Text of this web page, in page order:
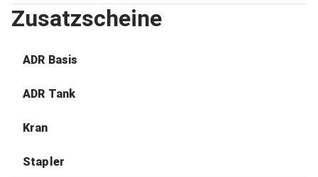
Zusatzscheine
ADR Basis
ADR Tank
Kran
Stapler